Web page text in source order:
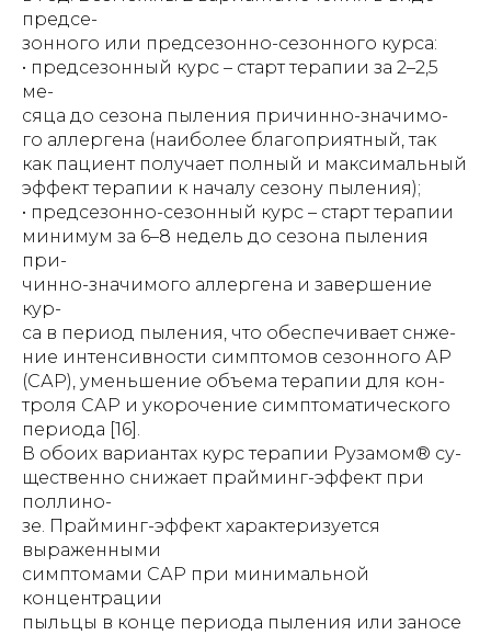
предсе-
зонного или предсезонно-сезонного курса:
• предсезонный курс – старт терапии за 2–2,5
ме-
сяца до сезона пыления причинно-значимо-
го аллергена (наиболее благоприятный, так
как пациент получает полный и максимальный
эффект терапии к началу сезону пыления);
• предсезонно-сезонный курс – старт терапии
минимум за 6–8 недель до сезона пыления
при-
чинно-значимого аллергена и завершение
кур-
са в период пыления, что обеспечивает снже-
ние интенсивности симптомов сезонного АР
(САР), уменьшение объема терапии для кон-
троля САР и укорочение симптоматического
периода [16].
В обоих вариантах курс терапии Рузамом® су-
щественно снижает прайминг-эффект при
поллино-
зе. Прайминг-эффект характеризуется
выраженными
симптомами САР при минимальной
концентрации
пыльцы в конце периода пыления или заносе